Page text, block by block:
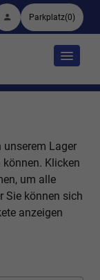
Parkplatz(0)
unserem Lager
Klicken
um alle
Sie können sich
anzeigen